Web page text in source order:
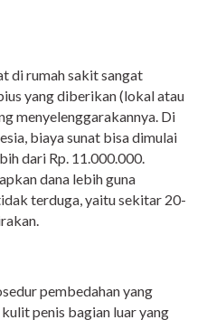
di rumah sakit sangat
yang diberikan (lokal atau
menyelenggarakannya. Di
biaya sunat bisa dimulai
dari Rp. 11.000.000.
dana lebih guna
terduga, yaitu sekitar 20-
pembedahan yang
penis bagian luar yang